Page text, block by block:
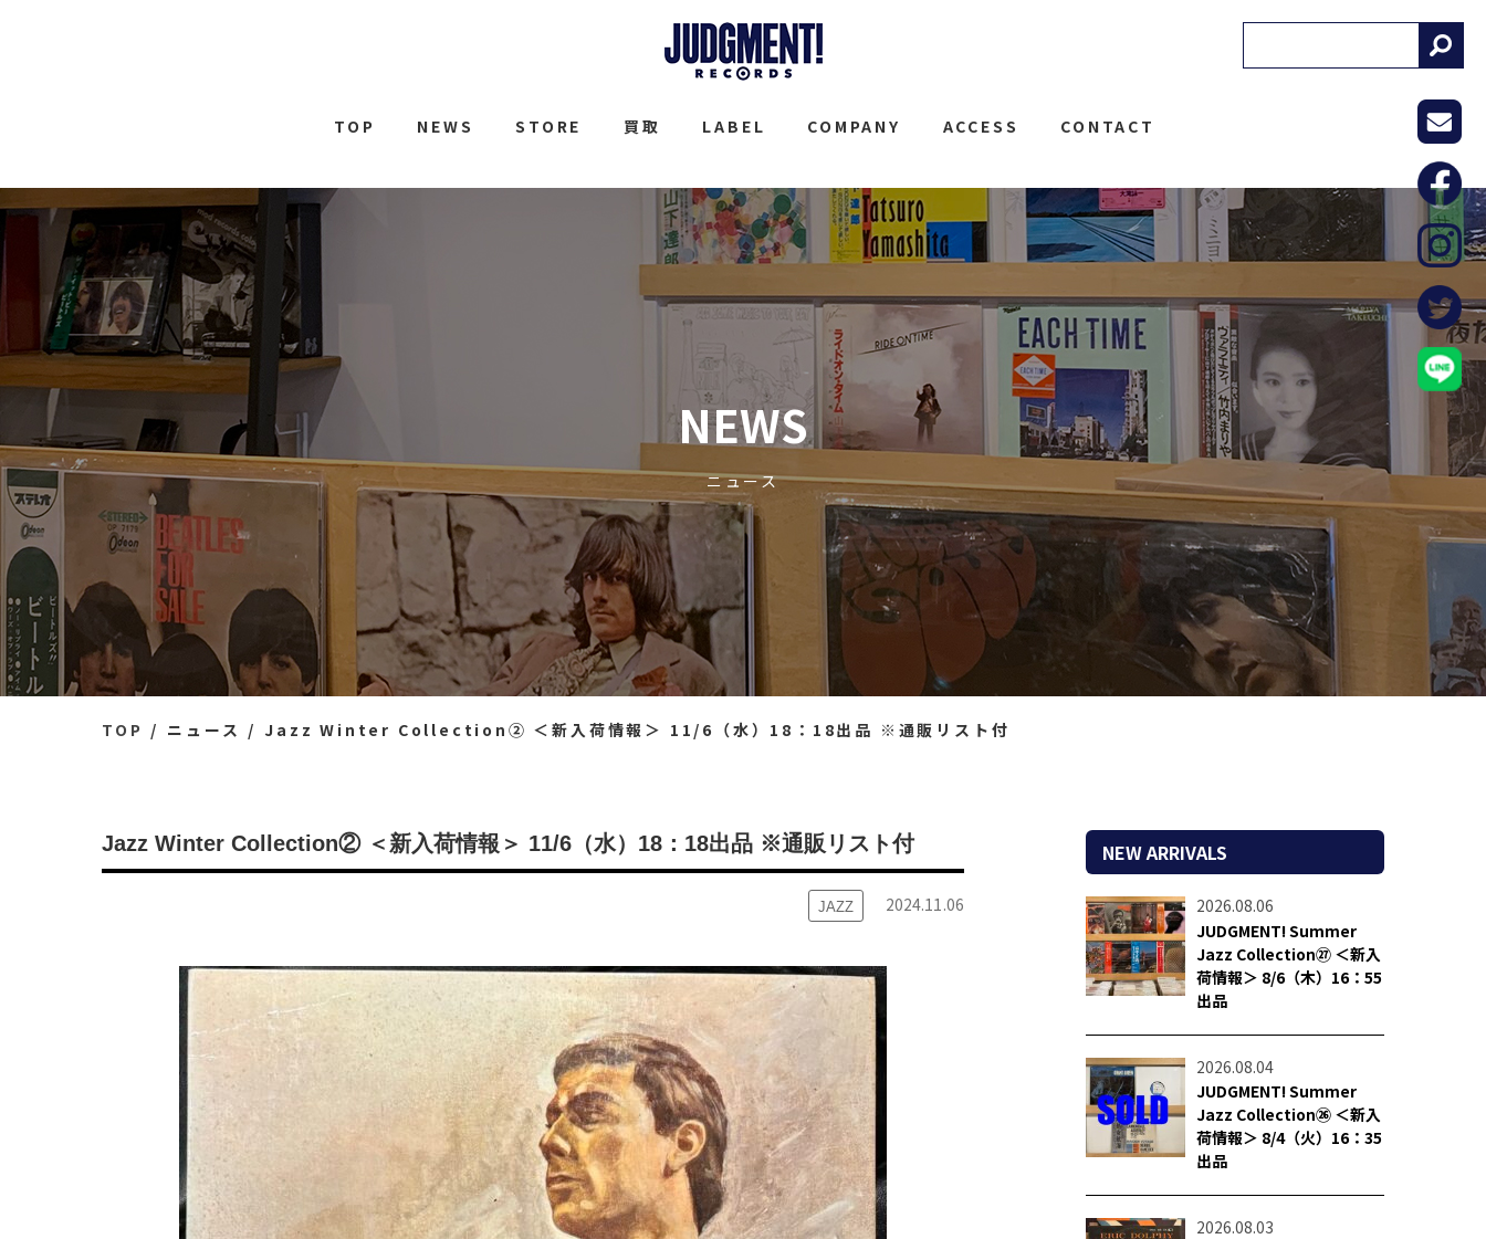
TOP NEWS STORE 買取 LABEL COMPANY ACCESS CONTACT
NEWS
ニュース
TOP ニュース Jazz Winter Collection② ＜新入荷情報＞ 11/6（水）18：18出品 ※通販リスト付
Jazz Winter Collection② ＜新入荷情報＞ 11/6（水）18：18出品 ※通販リスト付
JAZZ 2024.11.06
NEW ARRIVALS
2026.08.06
JUDGMENT! Summer
Jazz Collection㉗ ＜新入
荷情報＞ 8/6（木）16：55
出品
2026.08.04
JUDGMENT! Summer
Jazz Collection㉖ ＜新入
荷情報＞ 8/4（火）16：35
出品
2026.08.03